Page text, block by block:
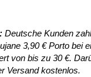
Deutsche Kunden
3,90 € Porto bei
von bis zu 30 €.
Versand kostenlos.